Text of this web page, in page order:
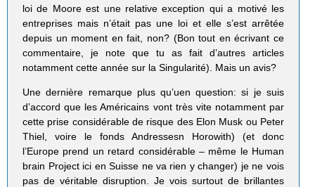
loi de Moore est une relative exception qui a motivé les
entreprises mais n’était pas une loi et elle s’est arrêtée
depuis un moment en fait, non? (Bon tout en écrivant ce
commentaire, je note que tu as fait d’autres articles
notamment cette année sur la Singularité). Mais un avis?
Une dernière remarque plus qu’uen question: si je suis
d’accord que les Américains vont très vite notamment par
cette prise considérable de risque des Elon Musk ou Peter
Thiel, voire le fonds Andressesn Horowith) (et donc
l’Europe prend un retard considérable – même le Human
brain Project ici en Suisse ne va rien y changer) je ne vois
pas de véritable disruption. Je vois surtout de brillantes